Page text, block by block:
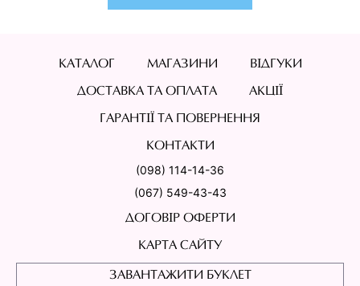
КАТАЛОГ МАГАЗИНИ ВІДГУКИ
ДОСТАВКА ТА ОПЛАТА АКЦІЇ
ГАРАНТІЇ ТА ПОВЕРНЕННЯ
КОНТАКТИ
(098) 114-14-36
(067) 549-43-43
ДОГОВІР ОФЕРТИ
КАРТА САЙТУ
ЗАВАНТАЖИТИ БУКЛЕТ